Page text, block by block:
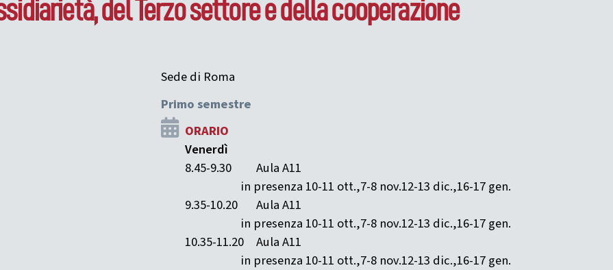
del Terzo settore e della cooperazione
Sede di Roma
Primo semestre
ORARIO
Venerdì
8.45-9.30
Aula A11
in presenza 10-11 ott.,7-8 nov.12-13 dic.,16-17 gen.
9.35-10.20
Aula A11
in presenza 10-11 ott.,7-8 nov.12-13 dic.,16-17 gen.
10.35-11.20
Aula A11
in presenza 10-11 ott.,7-8 nov.12-13 dic.,16-17 gen.